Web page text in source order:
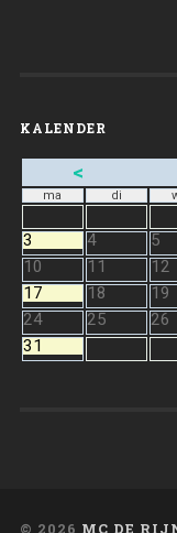
KALENDER
<
ma di
3
4 5
10
11 12
17
18 19
24
25 26
31
© 2026 MC DE